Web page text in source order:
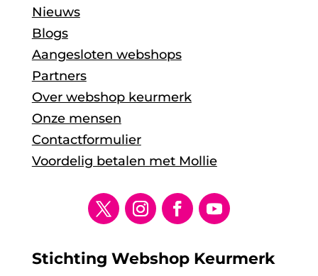
Nieuws
Blogs
Aangesloten webshops
Partners
Over webshop keurmerk
Onze mensen
Contactformulier
Voordelig betalen met Mollie
Stichting Webshop Keurmerk